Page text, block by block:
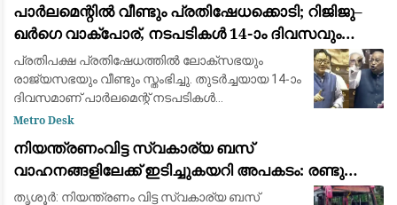
കഞ്ഞി
പാർലമെന്റിൽ വീണ്ടും പ്രതിഷേധക്കൊടി; റിജിജു–
ഖർഗെ വാക്പോര്, നടപടികൾ 14-ാം ദിവസവും
സ്തംഭിച്ചു
പ്രതിപക്ഷ പ്രതിഷേധത്തിൽ ലോക്സഭയും
രാജ്യസഭയും വീണ്ടും സ്തംഭിച്ചു. തുടർച്ചയായ 14-ാം
ദിവസമാണ് പാർലമെന്റ് നടപടികൾ
തടസ്സപ്പെടുന്നത്. സിജെപി സമരത്തിലെ പൊലീസ്
ഷായുടെ മ
Metro Desk
നിയന്ത്രണംവിട്ട സ്വകാര്യ ബസ്
വാഹനങ്ങളിലേക്ക് ഇടിച്ചുകയറി അപകടം: രണ്ടു
മരണം, എട്ട് പേർക്ക് പരിക്ക്
തൃശൂര്‍: നിയന്ത്രണം വിട്ട സ്വകാര്യ ബസ്